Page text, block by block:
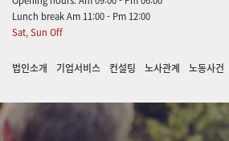
Lunch break Am 11:00 - Pm 12:00
Sat, Sun Off
법인소개 기업서비스 컨설팅 노사관계 노동사건